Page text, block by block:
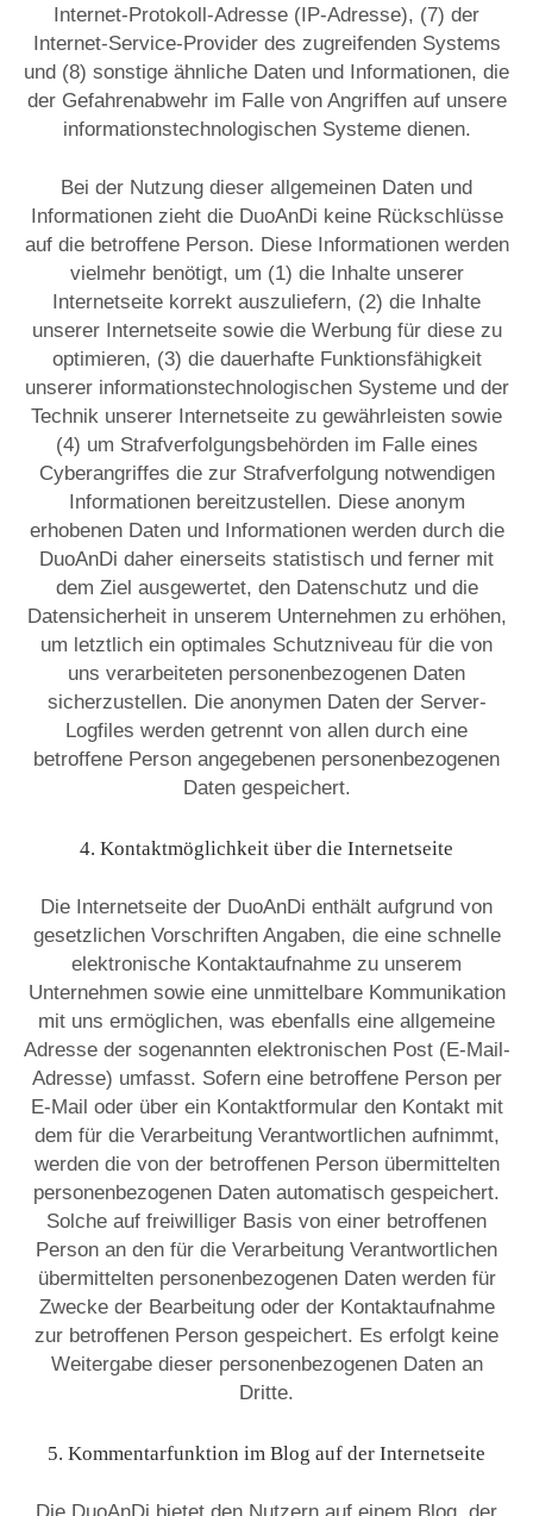
Internet-Protokoll-Adresse (IP-Adresse), (7) der
Internet-Service-Provider des zugreifenden Systems
und (8) sonstige ähnliche Daten und Informationen, die
der Gefahrenabwehr im Falle von Angriffen auf unsere
informationstechnologischen Systeme dienen.
Bei der Nutzung dieser allgemeinen Daten und
Informationen zieht die DuoAnDi keine Rückschlüsse
auf die betroffene Person. Diese Informationen werden
vielmehr benötigt, um (1) die Inhalte unserer
Internetseite korrekt auszuliefern, (2) die Inhalte
unserer Internetseite sowie die Werbung für diese zu
optimieren, (3) die dauerhafte Funktionsfähigkeit
unserer informationstechnologischen Systeme und der
Technik unserer Internetseite zu gewährleisten sowie
(4) um Strafverfolgungsbehörden im Falle eines
Cyberangriffes die zur Strafverfolgung notwendigen
Informationen bereitzustellen. Diese anonym
erhobenen Daten und Informationen werden durch die
DuoAnDi daher einerseits statistisch und ferner mit
dem Ziel ausgewertet, den Datenschutz und die
Datensicherheit in unserem Unternehmen zu erhöhen,
um letztlich ein optimales Schutzniveau für die von
uns verarbeiteten personenbezogenen Daten
sicherzustellen. Die anonymen Daten der Server-
Logfiles werden getrennt von allen durch eine
betroffene Person angegebenen personenbezogenen
Daten gespeichert.
4. Kontaktmöglichkeit über die Internetseite
Die Internetseite der DuoAnDi enthält aufgrund von
gesetzlichen Vorschriften Angaben, die eine schnelle
elektronische Kontaktaufnahme zu unserem
Unternehmen sowie eine unmittelbare Kommunikation
mit uns ermöglichen, was ebenfalls eine allgemeine
Adresse der sogenannten elektronischen Post (E-Mail-
Adresse) umfasst. Sofern eine betroffene Person per
E-Mail oder über ein Kontaktformular den Kontakt mit
dem für die Verarbeitung Verantwortlichen aufnimmt,
werden die von der betroffenen Person übermittelten
personenbezogenen Daten automatisch gespeichert.
Solche auf freiwilliger Basis von einer betroffenen
Person an den für die Verarbeitung Verantwortlichen
übermittelten personenbezogenen Daten werden für
Zwecke der Bearbeitung oder der Kontaktaufnahme
zur betroffenen Person gespeichert. Es erfolgt keine
Weitergabe dieser personenbezogenen Daten an
Dritte.
5. Kommentarfunktion im Blog auf der Internetseite